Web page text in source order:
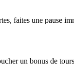
faites une pause
un bonus de